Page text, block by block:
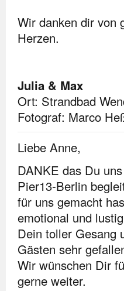
Wir danken dir von
Herzen.
Julia & Max
Ort: Strandbad
Fotograf: Marco
Liebe Anne,
DANKE das Du
Pier13-Berlin
für uns gemacht
emotional und
Dein toller Gesang
Gästen sehr
Wir wünschen Dir
gerne weiter.